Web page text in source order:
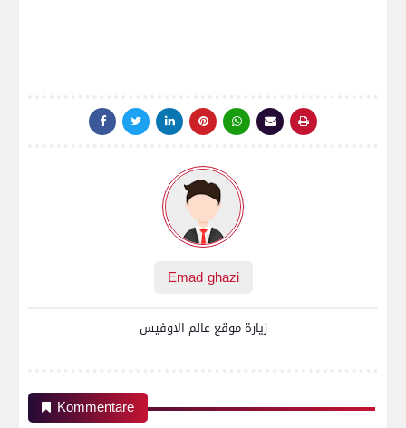
Emad ghazi
زيارة موقع عالم الاوفيس
Kommentare